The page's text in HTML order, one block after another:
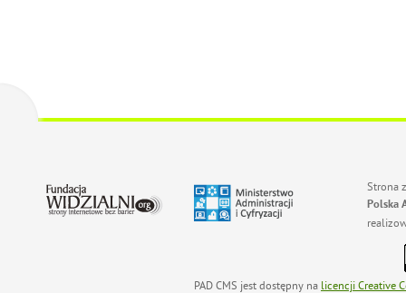
Strona
Polska
PAD CMS jest dostępny na licencji Creative